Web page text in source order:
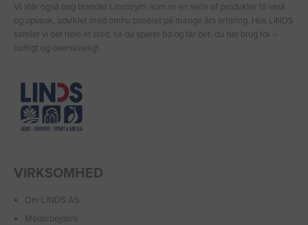
Vi står også bag brandet Lincozym, som er en serie af produkter til vask
og opvask, udviklet med omhu baseret på mange års erfaring. Hos LINDS
samler vi det hele ét sted, så du sparer tid og får det, du har brug for –
hurtigt og overskueligt.
VIRKSOMHED
Om LINDS AS
Medarbejdere